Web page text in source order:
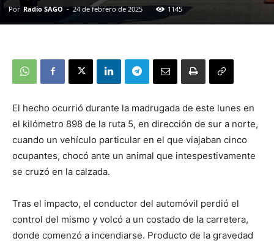
Por Radio SAGO - 24 de febrero de 2025 1145
El hecho ocurrió durante la madrugada de este lunes en
el kilómetro 898 de la ruta 5, en dirección de sur a norte,
cuando un vehículo particular en el que viajaban cinco
ocupantes, chocó ante un animal que intespestivamente
se cruzó en la calzada.
Tras el impacto, el conductor del automóvil perdió el
control del mismo y volcó a un costado de la carretera,
donde comenzó a incendiarse. Producto de la gravedad